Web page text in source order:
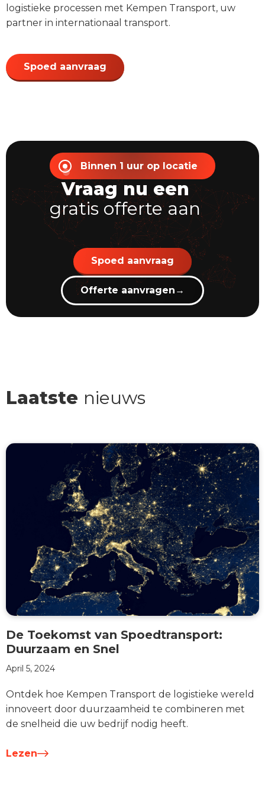
logistieke processen met Kempen Transport, uw
partner in internationaal transport.
Spoed aanvraag
Binnen 1 uur op locatie
Vraag nu een
gratis offerte aan
Spoed aanvraag
Offerte aanvragen →
Laatste nieuws
De Toekomst van Spoedtransport:
Duurzaam en Snel
April 5, 2024
Ontdek hoe Kempen Transport de logistieke wereld
innoveert door duurzaamheid te combineren met
de snelheid die uw bedrijf nodig heeft.
Lezen